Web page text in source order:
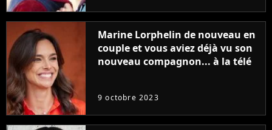
Marine Lorphelin de nouveau en
couple et vous aviez déjà vu son
nouveau compagnon... à la télé
9 octobre 2023